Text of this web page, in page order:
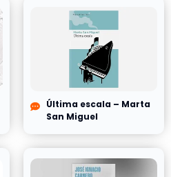
Última escala – Marta
San Miguel